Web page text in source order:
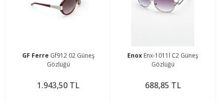
GF Ferre Gf912 02 Güneş
Gözlüğü
1.943,50 TL
Enox Enx-1011l C2 Güneş
Gözlüğü
688,85 TL